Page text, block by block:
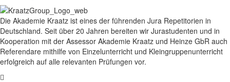
Die Akademie Kraatz ist eines der führenden Jura Repetitorien in
Deutschland. Seit über 20 Jahren bereiten wir Jurastudenten und in
Kooperation mit der Assessor Akademie Kraatz und Heinze GbR auch
Referendare mithilfe von Einzelunterricht und Kleingruppenunterricht
erfolgreich auf alle relevanten Prüfungen vor.